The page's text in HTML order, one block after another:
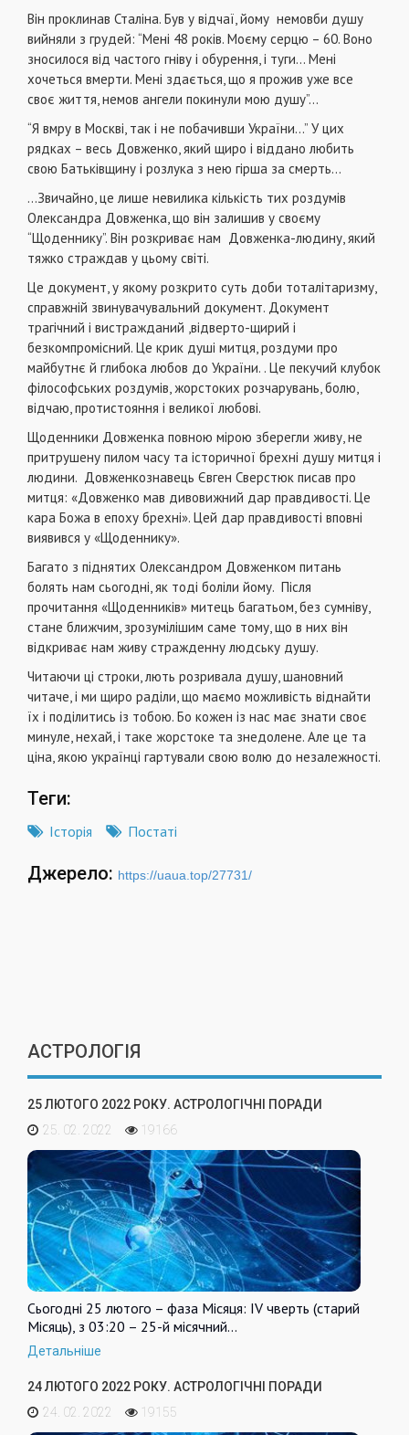
Він проклинав Сталіна. Був у відчаї, йому немовби душу
вийняли з грудей: “Мені 48 років. Моєму серцю – 60. Воно
зносилося від частого гніву і обурення, і туги… Мені
хочеться вмерти. Мені здається, що я прожив уже все
своє життя, немов ангели покинули мою душу”…
“Я вмру в Москві, так і не побачивши України…” У цих
рядках – весь Довженко, який щиро і віддано любить
свою Батьківщину і розлука з нею гірша за смерть…
…Звичайно, це лише невилика кількість тих роздумів
Олександра Довженка, що він залишив у своєму
“Щоденнику”. Він розкриває нам Довженка-людину, який
тяжко страждав у цьому світі.
Це документ, у якому розкрито суть доби тоталітаризму,
справжній звинувачувальний документ. Документ
трагічний і вистражданий ,відверто-щирий і
безкомпромісний. Це крик душі митця, роздуми про
майбутнє й глибока любов до України. . Це пекучий клубок
філософських роздумів, жорстоких розчарувань, болю,
відчаю, протистояння і великої любові.
Щоденники Довженка повною мірою зберегли живу, не
притрушену пилом часу та історичної брехні душу митця і
людини. Довженкознавець Євген Сверстюк писав про
митця: «Довженко мав дивовижний дар правдивості. Це
кара Божа в епоху брехні». Цей дар правдивості вповні
виявився у «Щоденнику».
Багато з піднятих Олександром Довженком питань
болять нам сьогодні, як тоді боліли йому. Після
прочитання «Щоденників» митець багатьом, без сумніву,
стане ближчим, зрозумілішим саме тому, що в них він
відкриває нам живу стражденну людську душу.
Читаючи ці строки, лють розривала душу, шановний
читаче, і ми щиро раділи, що маємо можливість віднайти
їх і поділитись із тобою. Бо кожен із нас має знати своє
минуле, нехай, і таке жорстоке та знедолене. Але це та
ціна, якою українці гартували свою волю до незалежності.
Теги:
Історія Постаті
Джерело: https://uaua.top/27731/
АСТРОЛОГІЯ
25 ЛЮТОГО 2022 РОКУ. АСТРОЛОГІЧНІ ПОРАДИ
25. 02. 2022
19166
Сьогодні 25 лютого – фаза Місяця: IV чверть (старий
Місяць), з 03:20 – 25-й місячний…
Детальніше
24 ЛЮТОГО 2022 РОКУ. АСТРОЛОГІЧНІ ПОРАДИ
24. 02. 2022
19155